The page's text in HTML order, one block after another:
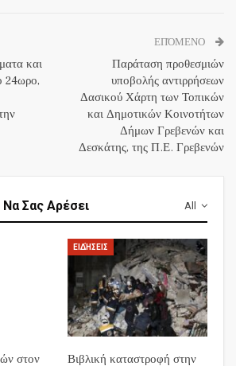
και
24ωρο,
ΕΠΌΜΕΝΟ
Παράταση προθεσμιών
υποβολής αντιρρήσεων
Δασικού Χάρτη των Τοπικών
και Δημοτικών Κοινοτήτων
Δήμων Γρεβενών και
Δεσκάτης, της Π.Ε. Γρεβενών
All
Σας Αρέσει
στον
ΕΙΔΉΣΕΙΣ
Βιβλική καταστροφή στην